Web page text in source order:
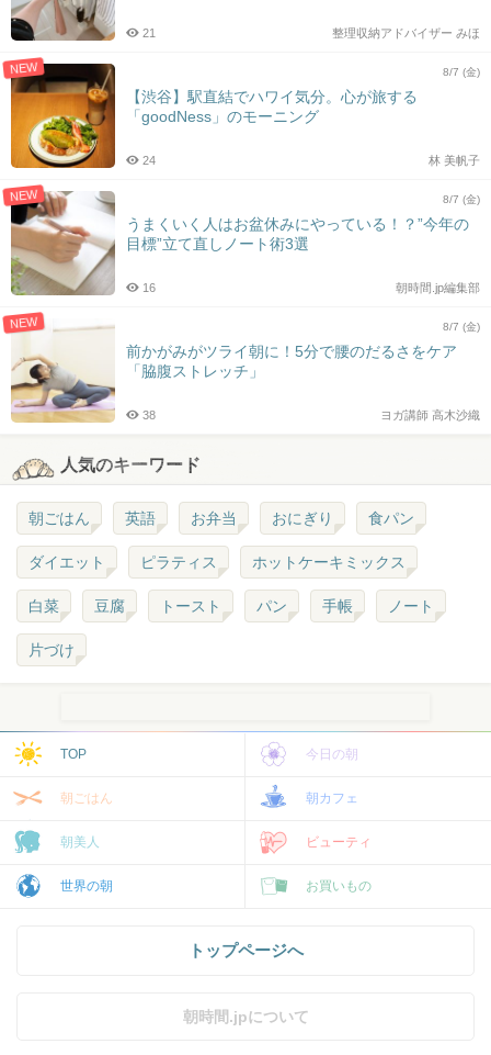
整理収納アドバイザー みほ
21
NEW 8/7 (金)
【渋谷】駅直結でハワイ気分。心が旅する
「goodNess」のモーニング
林 美帆子
24
NEW 8/7 (金)
うまくいく人はお盆休みにやっている！？”今年の
目標”立て直しノート術3選
朝時間.jp編集部
16
NEW 8/7 (金)
前かがみがツライ朝に！5分で腰のだるさをケア
「脇腹ストレッチ」
ヨガ講師 高木沙織
38
人気のキーワード
朝ごはん 英語 お弁当 おにぎり 食パン
ダイエット ピラティス ホットケーキミックス
白菜 豆腐 トースト パン 手帳 ノート
片づけ
TOP 今日の朝
朝ごはん 朝カフェ
朝美人 ビューティ
世界の朝 お買いもの
トップページへ
朝時間.jpについて